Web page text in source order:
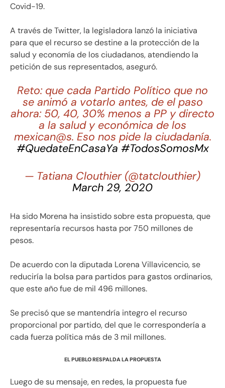
Covid-19.
A través de Twitter, la legisladora lanzó la iniciativa
para que el recurso se destine a la protección de la
salud y economía de los ciudadanos, atendiendo la
petición de sus representados, aseguró.
Reto: que cada Partido Político que no
se animó a votarlo antes, de el paso
ahora: 50, 40, 30% menos a PP y directo
a la salud y económica de los
mexican@s. Eso nos pide la ciudadanía.
#QuedateEnCasaYa #TodosSomosMx
— Tatiana Clouthier (@tatclouthier)
March 29, 2020
Ha sido Morena ha insistido sobre esta propuesta, que
representaría recursos hasta por 750 millones de
pesos.
De acuerdo con la diputada Lorena Villavicencio, se
reduciría la bolsa para partidos para gastos ordinarios,
que este año fue de mil 496 millones.
Se precisó que se mantendría integro el recurso
proporcional por partido, del que le correspondería a
cada fuerza política más de 3 mil millones.
EL PUEBLO RESPALDA LA PROPUESTA
Luego de su mensaje, en redes, la propuesta fue